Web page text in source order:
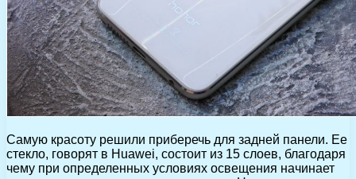
Cамую красоту решили приберечь для задней панели. Ее
стекло, говорят в Huawei, состоит из 15 слоев, благодаря
чему при определенных условиях освещения начинает